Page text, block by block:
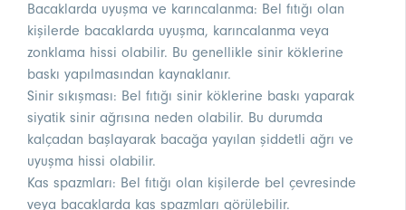
Bacaklarda uyuşma ve karıncalanma: Bel fıtığı olan
kişilerde bacaklarda uyuşma, karıncalanma veya
zonklama hissi olabilir. Bu genellikle sinir köklerine
baskı yapılmasından kaynaklanır.
Sinir sıkışması: Bel fıtığı sinir köklerine baskı yaparak
siyatik sinir ağrısına neden olabilir. Bu durumda
kalçadan başlayarak bacağa yayılan şiddetli ağrı ve
uyuşma hissi olabilir.
Kas spazmları: Bel fıtığı olan kişilerde bel çevresinde
veya bacaklarda kas spazmları görülebilir.